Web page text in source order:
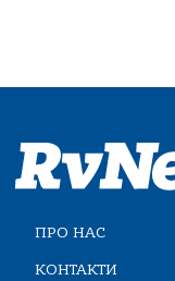
ПРО НАС
КОНТАКТИ